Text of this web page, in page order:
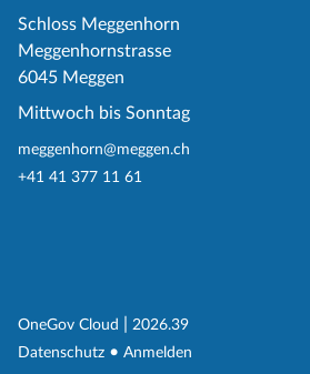
Schloss Meggenhorn
Meggenhornstrasse
6045 Meggen
Mittwoch bis Sonntag
meggenhorn@meggen.ch
+41 41 377 11 61
OneGov Cloud (External Link)
2026.39
Datenschutz (External Link)
Anmelden